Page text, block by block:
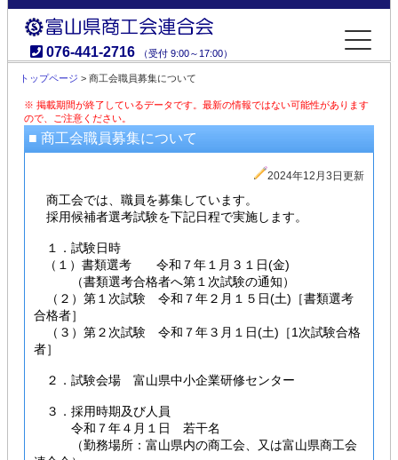
富山県商工会連合会
076-441-2716 （受付 9:00～17:00）
トップページ > 商工会職員募集について
※ 掲載期間が終了しているデータです。最新の情報ではない可能性があります
ので、ご注意ください。
■ 商工会職員募集について
2024年12月3日更新
商工会では、職員を募集しています。
採用候補者選考試験を下記日程で実施します。
１．試験日時
（１）書類選考 令和７年１月３１日(金)
（書類選考合格者へ第１次試験の通知）
（２）第１次試験 令和７年２月１５日(土)［書類選考
合格者］
（３）第２次試験 令和７年３月１日(土)［1次試験合格
者］
２．試験会場 富山県中小企業研修センター
３．採用時期及び人員
令和７年４月１日 若干名
（勤務場所：富山県内の商工会、又は富山県商工会